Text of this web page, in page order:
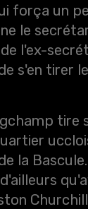
força un
le
l'ex-
s'en tirer
tire
la